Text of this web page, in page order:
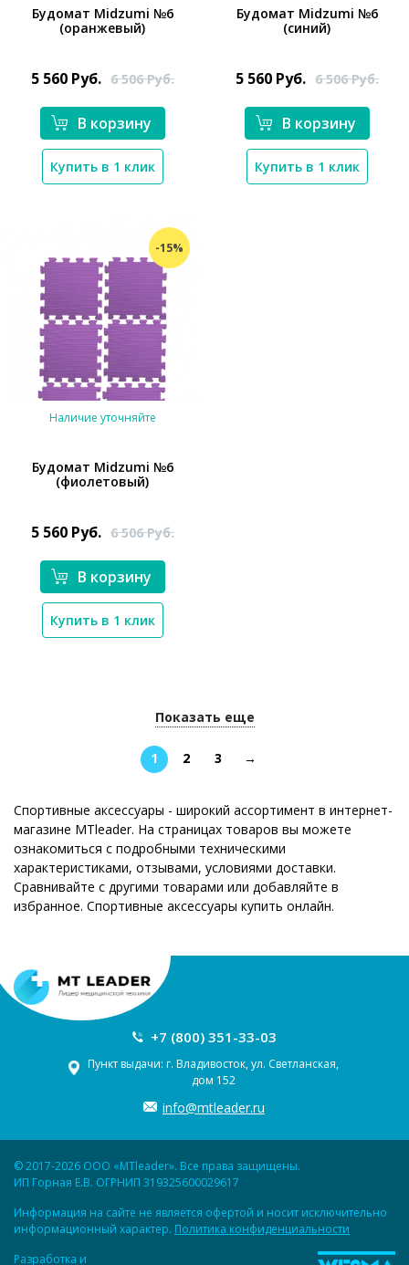
*}
Будомат Midzumi №6
(оранжевый)
5 560 Руб. 6 506Руб.
В корзину
Купить в 1 клик
*}
Будомат Midzumi №6
(синий)
5 560 Руб. 6 506Руб.
В корзину
Купить в 1 клик
-15%
*}
Наличие уточняйте
Будомат Midzumi №6
(фиолетовый)
5 560 Руб. 6 506Руб.
В корзину
Купить в 1 клик
Показать еще
1 2 3 →
Спортивные аксессуары - широкий ассортимент в интернет-
магазине MTleader. На страницах товаров вы можете
ознакомиться с подробными техническими
характеристиками, отзывами, условиями доставки.
Сравнивайте с другими товарами или добавляйте в
избранное. Спортивные аксессуары купить онлайн.
+7 (800) 351-33-03
Пункт выдачи: г. Владивосток, ул. Светланская,
дом 152
info@mtleader.ru
© 2017-2026 ООО «MTleader». Все права защищены.
ИП Горная Е.В. ОГРНИП 319325600029617
Информация на сайте не является офертой и носит исключительно
информационный характер. Политика конфиденциальности
Разработка и